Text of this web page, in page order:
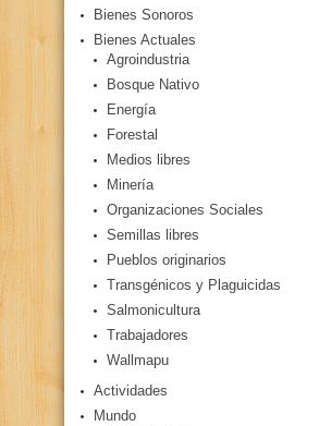
Bienes Sonoros
Bienes Actuales
Agroindustria
Bosque Nativo
Energía
Forestal
Medios libres
Minería
Organizaciones Sociales
Semillas libres
Pueblos originarios
Transgénicos y Plaguicidas
Salmonicultura
Trabajadores
Wallmapu
Actividades
Mundo